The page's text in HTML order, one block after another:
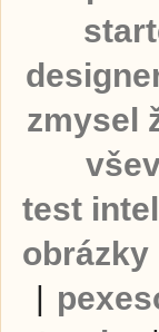
zmysel
test
obrázky
|